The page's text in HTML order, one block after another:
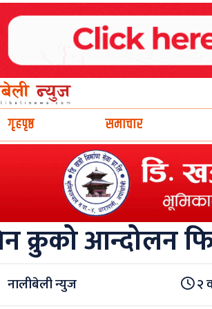
गृहपृष्ठ समाचार
क्रुको आन्दोलन
नालीबेली न्युज २